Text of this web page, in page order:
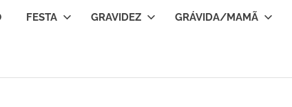
FESTA GRAVIDEZ GRÁVIDA/MAMÃ